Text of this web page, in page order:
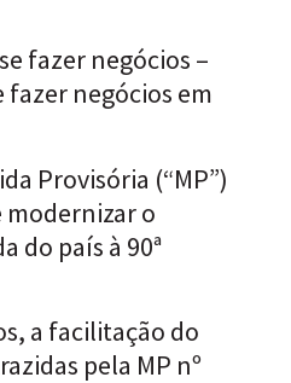
fazer negócios –
fazer negócios em
Provisória (“MP”)
modernizar o
do país à 90ª
a facilitação do
pela MP nº